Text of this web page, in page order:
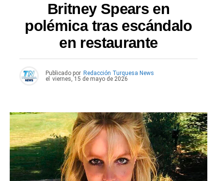
Britney Spears en
polémica tras escándalo
en restaurante
Publicado por Redacción Turquesa News
el viernes, 15 de mayo de 2026